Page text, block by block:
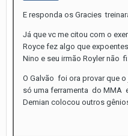
E responda os Gracies
Já que vc me citou com o
Royce fez algo que
Nino e seu irmão Royler não
O Galvão foi ora provar que
só uma ferramenta do MMA
Demian colocou outros